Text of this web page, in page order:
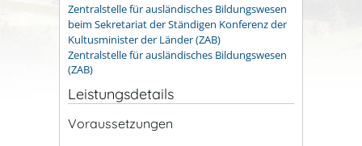
Zentralstelle für ausländisches Bildungswesen
beim Sekretariat der Ständigen Konferenz der
Kultusminister der Länder (ZAB)
Zentralstelle für ausländisches Bildungswesen
(ZAB)
Leistungsdetails
Voraussetzungen